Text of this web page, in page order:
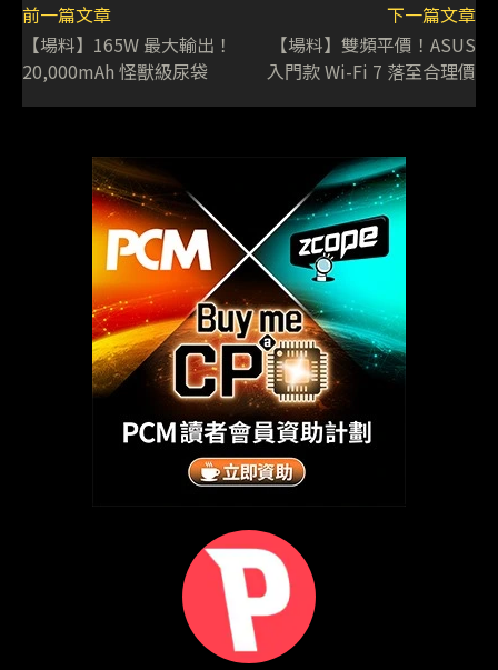
前一篇文章
【場料】165W 最大輸出！
20,000mAh 怪獸級尿袋
下一篇文章
【場料】雙頻平價！ASUS
入門款 Wi-Fi 7 落至合理價